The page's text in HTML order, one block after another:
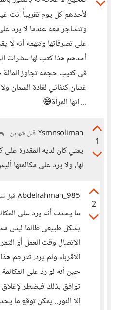
لأحدهم كل يوم تقريباً أنت
وتتشاجر معه عندما لا يرد
على تصرفاتها وتتهمه أنه
أحدهم هذا كتب لها عشرات
في كتيب حجمه تجاوز
غسان كنفاني لغادة السمان
... إنها المرأة😅
1
Ysmnsoliman قبل شهرين
يعني كان لديه المقدرة على
لها، ولا يرد على مكالمتها
2
Abdelrahman_985 قبل
ما يحدث أنه يرد على
بشكل طبيعي طالما ليس
الاتصال وقت العمل أو
الأقرباء ولم يرد. تترجم
حين أنه لو رد على
توافق بذلك فيضطر
إلا النور.. يمكن توقع ما